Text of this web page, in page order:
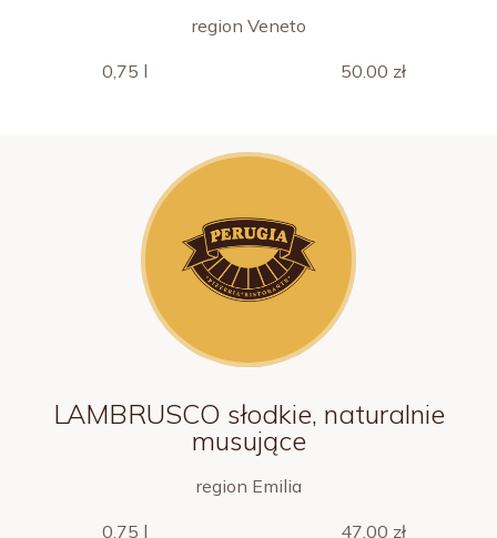
region Veneto
0,75 l 50.00 zł
LAMBRUSCO słodkie, naturalnie
musujące
region Emilia
0,75 l 47.00 zł